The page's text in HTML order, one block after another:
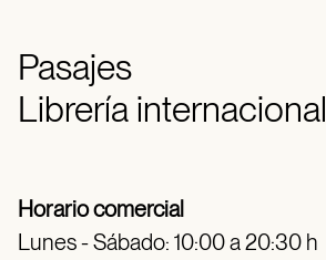
Pasajes
Librería internacional
Horario comercial
Lunes - Sábado: 10:00 a 20:30 h